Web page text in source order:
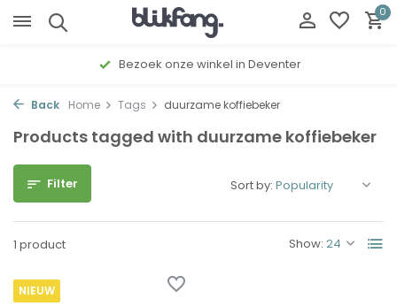
0
Bezoek onze winkel in Deventer
Back Home Tags duurzame koffiebeker
Products tagged with duurzame koffiebeker
Filter
1 product Show:
Sort by:
NIEUW